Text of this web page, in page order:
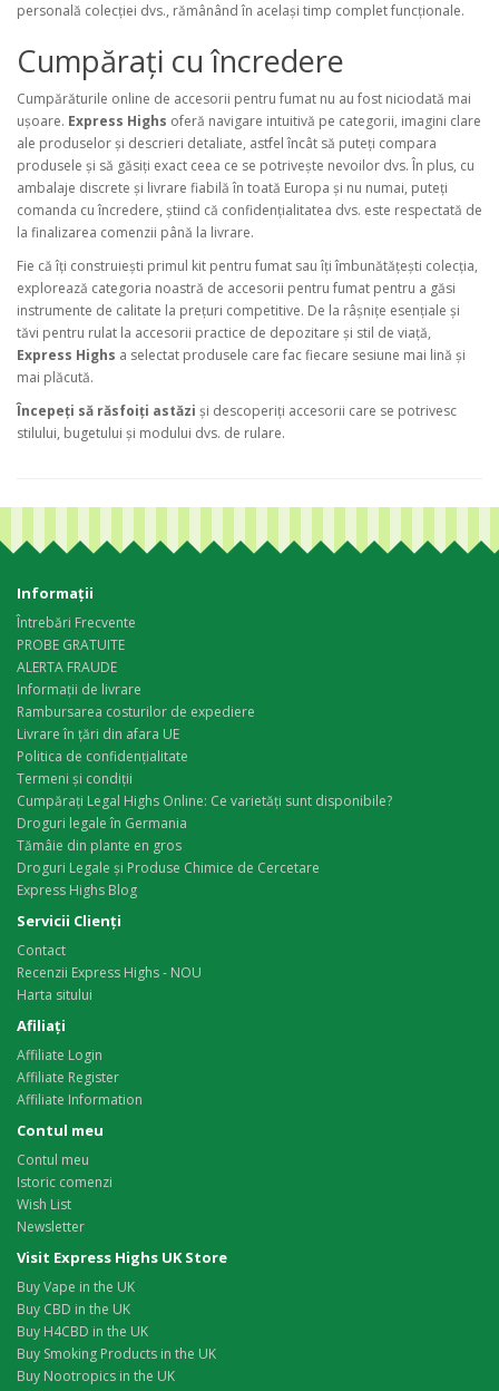
personală colecției dvs., rămânând în același timp complet funcționale.
Cumpărați cu încredere
Cumpărăturile online de accesorii pentru fumat nu au fost niciodată mai
ușoare. Express Highs oferă navigare intuitivă pe categorii, imagini clare
ale produselor și descrieri detaliate, astfel încât să puteți compara
produsele și să găsiți exact ceea ce se potrivește nevoilor dvs. În plus, cu
ambalaje discrete și livrare fiabilă în toată Europa și nu numai, puteți
comanda cu încredere, știind că confidențialitatea dvs. este respectată de
la finalizarea comenzii până la livrare.
Fie că îți construiești primul kit pentru fumat sau îți îmbunătățești colecția,
explorează categoria noastră de accesorii pentru fumat pentru a găsi
instrumente de calitate la prețuri competitive. De la râșnițe esențiale și
tăvi pentru rulat la accesorii practice de depozitare și stil de viață,
Express Highs a selectat produsele care fac fiecare sesiune mai lină și
mai plăcută.
Începeți să răsfoiți astăzi și descoperiți accesorii care se potrivesc
stilului, bugetului și modului dvs. de rulare.
Informaţii
Întrebări Frecvente
PROBE GRATUITE
ALERTA FRAUDE
Informații de livrare
Rambursarea costurilor de expediere
Livrare în țări din afara UE
Politica de confidențialitate
Termeni și condiții
Cumpărați Legal Highs Online: Ce varietăți sunt disponibile?
Droguri legale în Germania
Tămâie din plante en gros
Droguri Legale și Produse Chimice de Cercetare
Express Highs Blog
Servicii Clienţi
Contact
Recenzii Express Highs - NOU
Harta sitului
Afiliaţi
Affiliate Login
Affiliate Register
Affiliate Information
Contul meu
Contul meu
Istoric comenzi
Wish List
Newsletter
Visit Express Highs UK Store
Buy Vape in the UK
Buy CBD in the UK
Buy H4CBD in the UK
Buy Smoking Products in the UK
Buy Nootropics in the UK